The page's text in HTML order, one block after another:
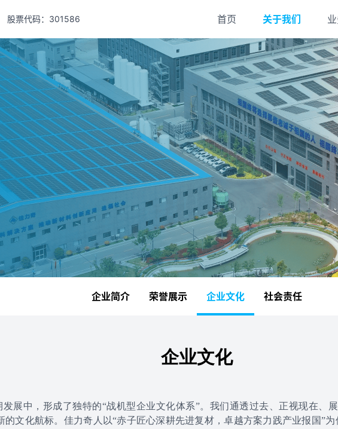
股票代码：301586 首页 关于我们
企业简介 荣誉展示 企业文化 社会责任
企业文化
发展中，形成了独特的“战机型企业文化体系”。我们通透过去、正视现在、
的文化航标。佳力奇人以“赤子匠心深耕先进复材，卓越方案力践产业报国”